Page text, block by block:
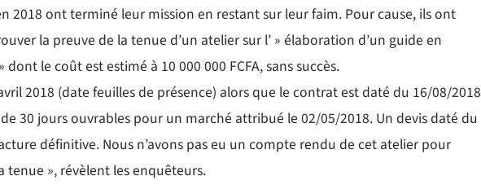
2018 ont terminé leur mission en restant sur leur faim. Pour cause, ils ont
la preuve de la tenue d’un atelier sur l’ » élaboration d’un guide en
le coût est estimé à 10 000 000 FCFA, sans succès.
2018 (date feuilles de présence) alors que le contrat est daté du 16/08/2018
30 jours ouvrables pour un marché attribué le 02/05/2018. Un devis daté du
définitive. Nous n’avons pas eu un compte rendu de cet atelier pour
tenue », révèlent les enquêteurs.